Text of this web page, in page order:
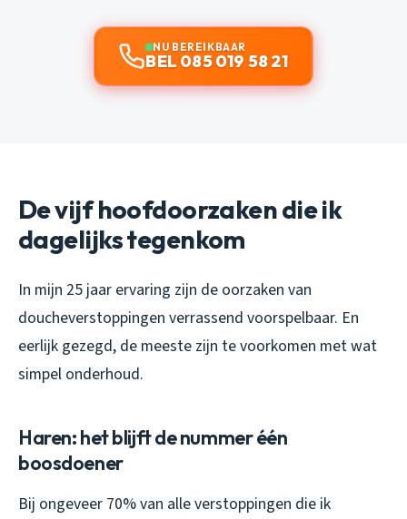
NU BEREIKBAAR
BEL 085 019 58 21
De vijf hoofdoorzaken die ik
dagelijks tegenkom
In mijn 25 jaar ervaring zijn de oorzaken van
doucheverstoppingen verrassend voorspelbaar. En
eerlijk gezegd, de meeste zijn te voorkomen met wat
simpel onderhoud.
Haren: het blijft de nummer één
boosdoener
Bij ongeveer 70% van alle verstoppingen die ik